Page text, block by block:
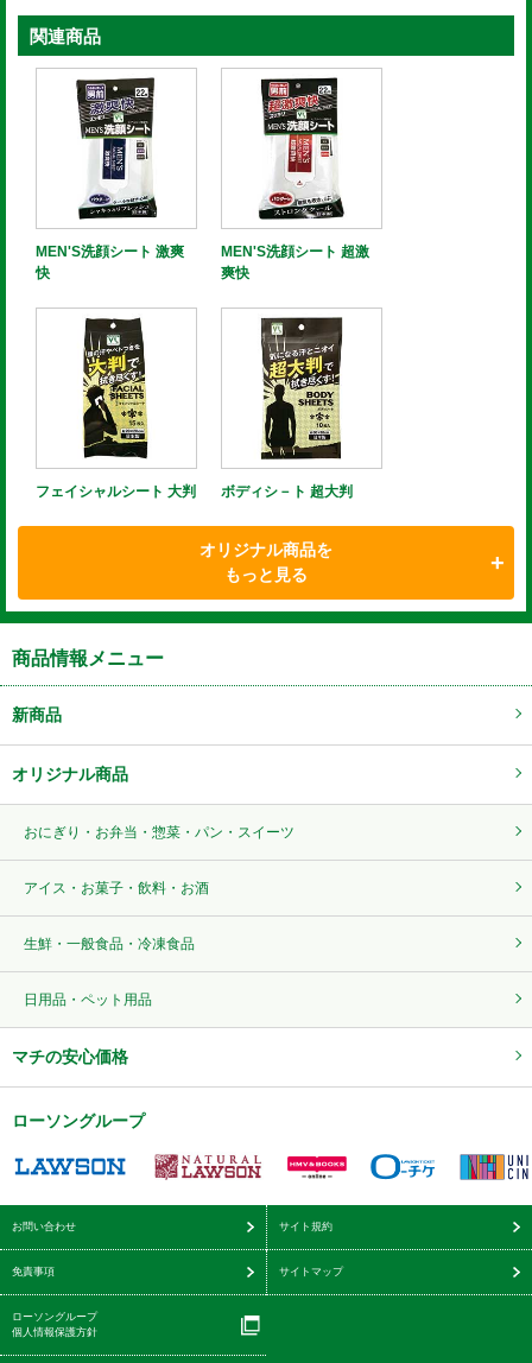
関連商品
MEN'S洗顔シート 激爽
快
MEN'S洗顔シート 超激
爽快
フェイシャルシート 大判 ボディシ－ト 超大判
オリジナル商品を
もっと見る
商品情報メニュー
新商品
オリジナル商品
おにぎり・お弁当・惣菜・パン・スイーツ
アイス・お菓子・飲料・お酒
生鮮・一般食品・冷凍食品
日用品・ペット用品
マチの安心価格
ローソングループ
お問い合わせ サイト規約
免責事項 サイトマップ
ローソングループ
個人情報保護方針